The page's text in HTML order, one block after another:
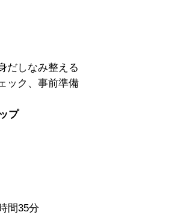
だしなみ整える
ック、事前準備
プ
間35分